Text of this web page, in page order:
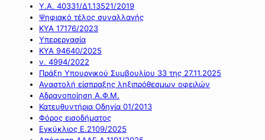
Υ.Α. 40331/Δ1.13521/2019
Ψηφιακό τέλος συναλλαγής
ΚΥΑ 17176/2023
Υπερεργασία
ΚΥΑ 94640/2025
ν. 4994/2022
Πράξη Υπουργικού Συμβουλίου 33 της 27.11.2025
Αναστολή είσπραξης ληξιπρόθεσμων οφειλών
Αδρανοποίηση Α.Φ.Μ.
Κατευθυντήρια Οδηγία 01/2013
Φόρος εισοδήματος
Εγκύκλιος Ε.2109/2025